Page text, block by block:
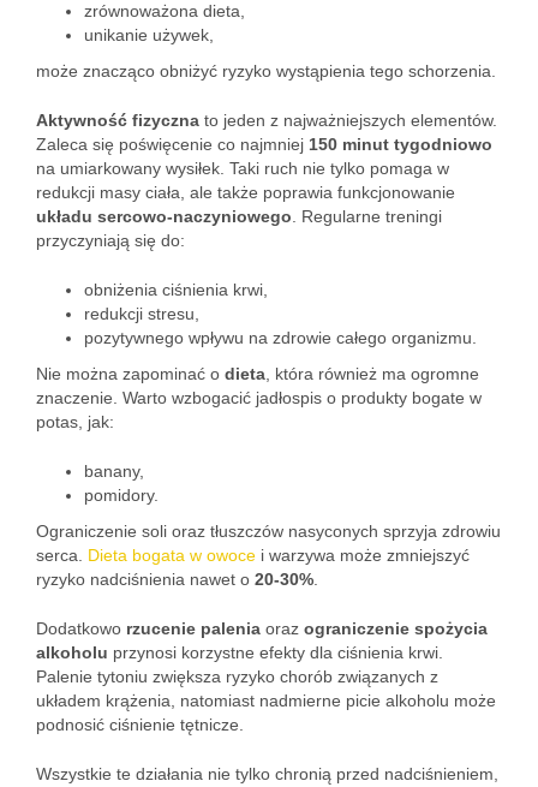
zrównoważona dieta,
unikanie używek,
może znacząco obniżyć ryzyko wystąpienia tego schorzenia.
Aktywność fizyczna to jeden z najważniejszych elementów.
Zaleca się poświęcenie co najmniej 150 minut tygodniowo
na umiarkowany wysiłek. Taki ruch nie tylko pomaga w
redukcji masy ciała, ale także poprawia funkcjonowanie
układu sercowo-naczyniowego . Regularne treningi
przyczyniają się do:
obniżenia ciśnienia krwi,
redukcji stresu,
pozytywnego wpływu na zdrowie całego organizmu.
Nie można zapominać o dieta , która również ma ogromne
znaczenie. Warto wzbogacić jadłospis o produkty bogate w
potas, jak:
banany,
pomidory.
Ograniczenie soli oraz tłuszczów nasyconych sprzyja zdrowiu
serca. Dieta bogata w owoce i warzywa może zmniejszyć
ryzyko nadciśnienia nawet o 20-30%
Dodatkowo rzucenie palenia oraz ograniczenie spożycia
alkoholu przynosi korzystne efekty dla ciśnienia krwi.
Palenie tytoniu zwiększa ryzyko chorób związanych z
układem krążenia, natomiast nadmierne picie alkoholu może
podnosić ciśnienie tętnicze.
Wszystkie te działania nie tylko chronią przed nadciśnieniem,